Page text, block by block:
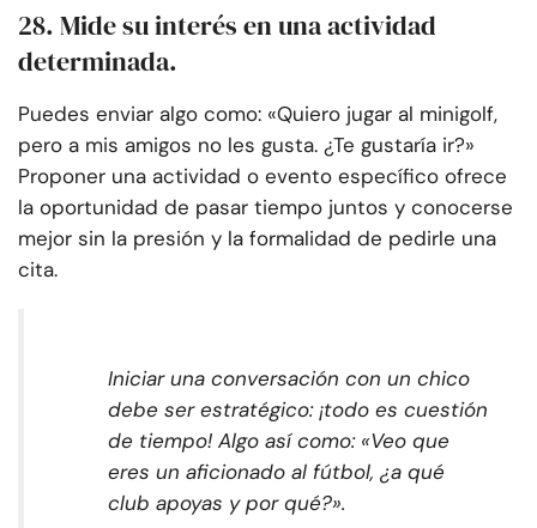
28. Mide su interés en una actividad
determinada.
Puedes enviar algo como: «Quiero jugar al minigolf,
pero a mis amigos no les gusta. ¿Te gustaría ir?»
Proponer una actividad o evento específico ofrece
la oportunidad de pasar tiempo juntos y conocerse
mejor sin la presión y la formalidad de pedirle una
cita.
Iniciar una conversación con un chico
debe ser estratégico: ¡todo es cuestión
de tiempo! Algo así como: «Veo que
eres un aficionado al fútbol, ¿a qué
club apoyas y por qué?».